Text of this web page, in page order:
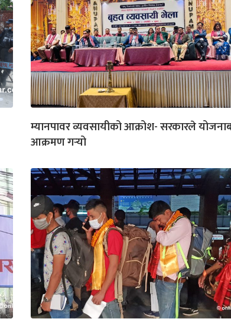
म्यानपावर व्यवसायीको आक्रोश- सरकारले
आक्रमण गर्‍यो